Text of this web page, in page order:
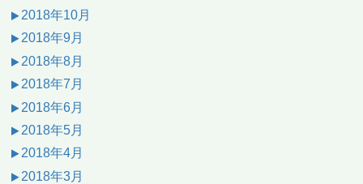
2018年10月
2018年9月
2018年8月
2018年7月
2018年6月
2018年5月
2018年4月
2018年3月